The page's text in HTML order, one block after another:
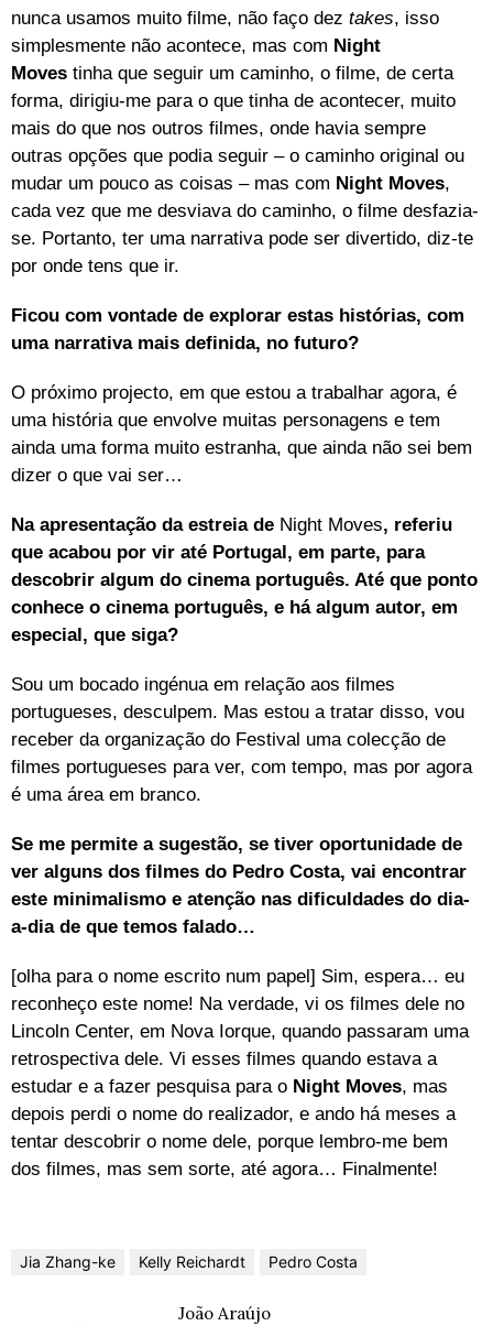
nunca usamos muito filme, não faço dez takes, isso
simplesmente não acontece, mas com Night
Moves tinha que seguir um caminho, o filme, de certa
forma, dirigiu-me para o que tinha de acontecer, muito
mais do que nos outros filmes, onde havia sempre
outras opções que podia seguir – o caminho original ou
mudar um pouco as coisas – mas com Night Moves,
cada vez que me desviava do caminho, o filme desfazia-
se. Portanto, ter uma narrativa pode ser divertido, diz-te
por onde tens que ir.
Ficou com vontade de explorar estas histórias, com
uma narrativa mais definida, no futuro?
O próximo projecto, em que estou a trabalhar agora, é
uma história que envolve muitas personagens e tem
ainda uma forma muito estranha, que ainda não sei bem
dizer o que vai ser…
Na apresentação da estreia de Night Moves, referiu
que acabou por vir até Portugal, em parte, para
descobrir algum do cinema português. Até que ponto
conhece o cinema português, e há algum autor, em
especial, que siga?
Sou um bocado ingénua em relação aos filmes
portugueses, desculpem. Mas estou a tratar disso, vou
receber da organização do Festival uma colecção de
filmes portugueses para ver, com tempo, mas por agora
é uma área em branco.
Se me permite a sugestão, se tiver oportunidade de
ver alguns dos filmes do Pedro Costa, vai encontrar
este minimalismo e atenção nas dificuldades do dia-
a-dia de que temos falado…
[olha para o nome escrito num papel] Sim, espera… eu
reconheço este nome! Na verdade, vi os filmes dele no
Lincoln Center, em Nova Iorque, quando passaram uma
retrospectiva dele. Vi esses filmes quando estava a
estudar e a fazer pesquisa para o Night Moves, mas
depois perdi o nome do realizador, e ando há meses a
tentar descobrir o nome dele, porque lembro-me bem
dos filmes, mas sem sorte, até agora… Finalmente!
Jia Zhang-ke Kelly Reichardt Pedro Costa
João Araújo